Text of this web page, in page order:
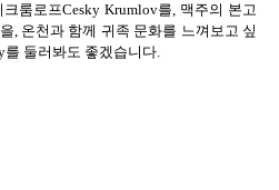
룸로프Cesky Krumlov를, 맥주의 본고
을, 온천과 함께 귀족 문화를 느껴보고 싶
를 둘러봐도 좋겠습니다.